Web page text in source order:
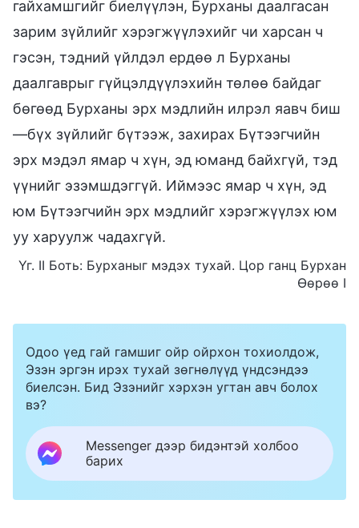
гайхамшгийг биелүүлэн, Бурханы даалгасан
зарим зүйлийг хэрэгжүүлэхийг чи харсан ч
гэсэн, тэдний үйлдэл ердөө л Бурханы
даалгаврыг гүйцэлдүүлэхийн төлөө байдаг
бөгөөд Бурханы эрх мэдлийн илрэл яавч биш
—бүх зүйлийг бүтээж, захирах Бүтээгчийн
эрх мэдэл ямар ч хүн, эд юманд байхгүй, тэд
үүнийг эзэмшдэггүй. Иймээс ямар ч хүн, эд
юм Бүтээгчийн эрх мэдлийг хэрэгжүүлэх юм
уу харуулж чадахгүй.
Үг. II Боть: Бурханыг мэдэх тухай. Цор ганц Бурхан
Өөрөө I
Одоо үед гай гамшиг ойр ойрхон тохиолдож,
Эзэн эргэн ирэх тухай зөгнөлүүд үндсэндээ
биелсэн. Бид Эзэнийг хэрхэн угтан авч болох
вэ?
Messenger дээр бидэнтэй холбоо
барих